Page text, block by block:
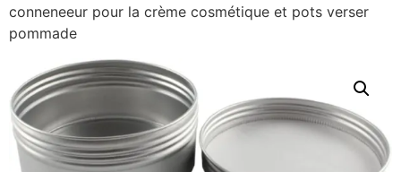
conneneeur pour la crème cosmétique et pots verser
pommade